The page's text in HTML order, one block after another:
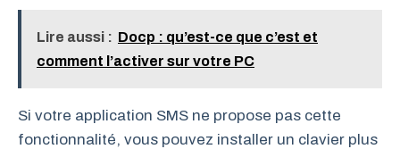
Lire aussi : Docp : qu’est-ce que c’est et
comment l’activer sur votre PC
Si votre application SMS ne propose pas cette
fonctionnalité, vous pouvez installer un clavier plus